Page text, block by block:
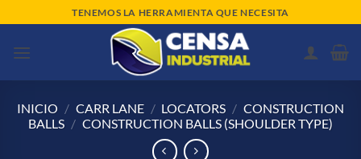
al
contenido
TENEMOS LA HERRAMIENTA QUE NECESITA
INICIO / CARR LANE / LOCATORS / CONSTRUCTION
BALLS / CONSTRUCTION BALLS (SHOULDER TYPE)